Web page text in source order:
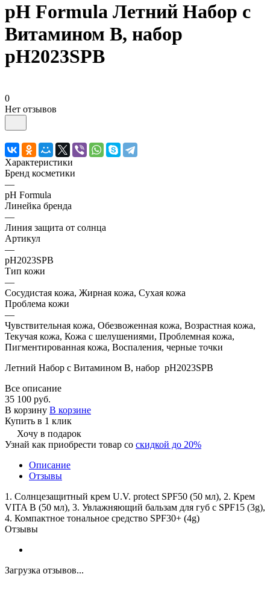
pH Formula Летний Набор с
Витамином B, набор
pH2023SPB
0
Нет отзывов
Характеристики
Бренд косметики
—
pH Formula
Линейка бренда
—
Линия защита от солнца
Артикул
—
pH2023SPB
Тип кожи
—
Сосудистая кожа, Жирная кожа, Сухая кожа
Проблема кожи
—
Чувствительная кожа, Обезвоженная кожа, Возрастная кожа,
Текучая кожа, Кожа с шелушениями, Проблемная кожа,
Пигментированная кожа, Воспаления, черные точки
Летний Набор с Витамином B, набор pH2023SPB
Все описание
35 100 руб.
В корзину В корзине
Купить в 1 клик
Хочу в подарок
Узнай как приобрести товар со скидкой до 20%
Описание
Отзывы
1. Солнцезащитный крем U.V. protect SPF50 (50 мл), 2. Крем
VITA B (50 мл), 3. Увлажняющий бальзам для губ с SPF15 (3g),
4. Компактное тональное средство SPF30+ (4g)
Отзывы
Загрузка отзывов...